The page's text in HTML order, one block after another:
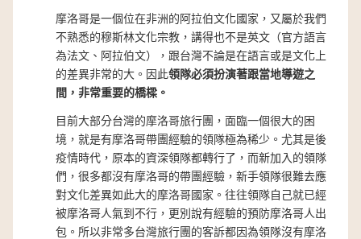
摩洛哥是一個位在非洲的阿拉伯文化國家，又屬於我們
不熟悉的穆斯林文化宗教，講得也不是英文（官方語言
為法文、阿拉伯文），跟台灣不論是在語言或是文化上
的差異非常的大。因此領隊必須扮演著跟當地導遊之
間，非常重要的橋樑。
目前大部分台灣的摩洛哥旅行團，面臨一個很大的困
境，就是有摩洛哥帶團經驗的領隊極為稀少。尤其是後
疫情時代，原本的資深領隊都轉行了，而新加入的領隊
們，很多都沒有摩洛哥的帶團經驗，新手領隊很難去應
對文化差異如此大的摩洛哥國家。往往領隊自己就已經
被摩洛哥人氣到不行，更別說有經驗的預防摩洛哥人出
包。所以非常多台灣旅行團的客訴都因為領隊沒有摩洛